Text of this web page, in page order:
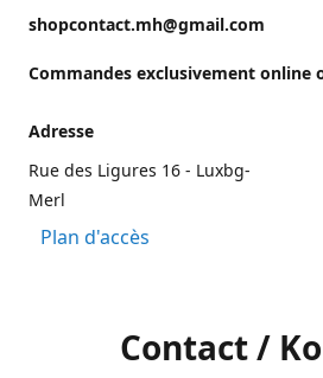
shopcontact.mh@gmail.com
Commandes exclusivement online
Adresse
Rue des Ligures 16 - Luxbg-
Merl
Plan d'accès
Contact /